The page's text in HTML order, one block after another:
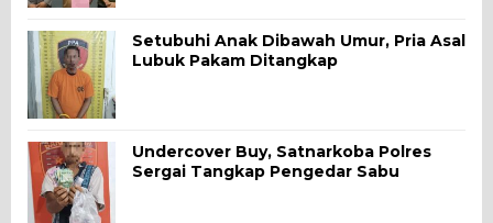
Setubuhi Anak Dibawah Umur, Pria Asal
Lubuk Pakam Ditangkap
Undercover Buy, Satnarkoba Polres
Sergai Tangkap Pengedar Sabu